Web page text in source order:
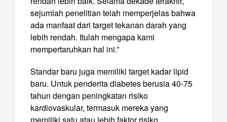
sejumlah penelitian telah memperjelas bahwa
ada manfaat dari target tekanan darah yang
lebih rendah. Itulah mengapa kami
mempertaruhkan hal ini.”
Standar baru juga memiliki target kadar lipid
baru. Untuk penderita diabetes berusia 40-75
tahun dengan peningkatan risiko
kardiovaskular, termasuk mereka yang